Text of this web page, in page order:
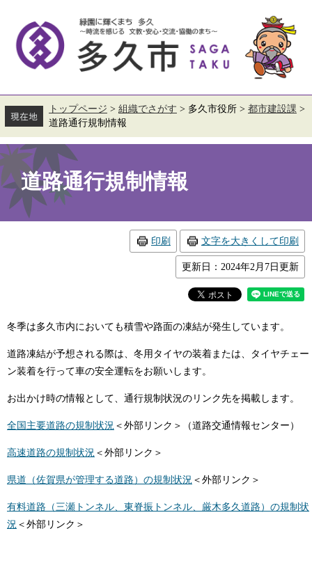
す。
し
て
へ
トップページ > 組織でさがす > 多久市役所 > 都市建設課 >
道路通行規制情報
本
文
道路通行規制情報
印刷 文字を大きくして印刷
更新日：2024年2月7日更新
冬季は多久市内においても積雪や路面の凍結が発生しています。
道路凍結が予想される際は、冬用タイヤの装着または、タイヤチェー
ン装着を行って車の安全運転をお願いします。
お出かけ時の情報として、通行規制状況のリンク先を掲載します。
全国主要道路の規制状況 ＜外部リンク＞ （道路交通情報センター）
高速道路の規制状況 ＜外部リンク＞
県道（佐賀県が管理する道路）の規制状況 ＜外部リンク＞
有料道路（三瀬トンネル、東脊振トンネル、厳木多久道路）の規制状
況 ＜外部リンク＞